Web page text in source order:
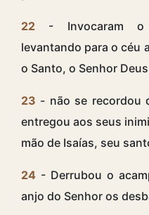
22 - Invocaram o
levantando para o céu
o Santo, o Senhor
23 - não se recordou
entregou aos seus
mão de Isaías, seu
24 - Derrubou o
anjo do Senhor os